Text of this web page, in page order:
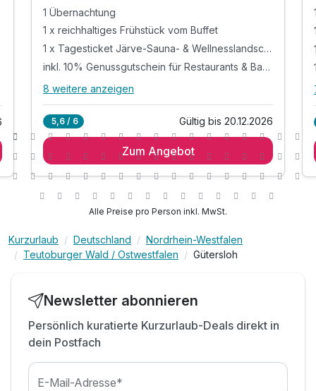
Tage
1 Übernachtung
1 x reichhaltiges Frühstück vom Buffet
1 x Tagesticket Järve-Sauna- & Wellnesslandschaft*
inkl. 10% Genussgutschein für Restaurants & Bars**
Alle Inklusivleistungen
1 Übernachtung
1 x reichhaltiges Frühstück vom Buffet
inkl. 10% Genussgutschein für Restaurants &
1 x Wellnesscocktail zu Begrüßung
1 x Obstteller auf dem Zimmer
2 x Flaschen Mineralwasser auf Ihrem Zimmer
inkl. Nutzung des Wellnessbereichs
inkl. Kaffee-/Teezubereitung auf Ihrem Zimmer
Abendlicher Turndown-Service inkl. Betthupferl
digitaler Service inkl. 7000 Online Zeitungen
uvm.
8 weitere anzeigen
5,6 / 6 Gültig bis 20.12.2026
Zum Angebot
Alle Preise pro Person inkl. MwSt.
Kurzurlaub Deutschland
Nordrhein-Westfalen
Teutoburger Wald / Ostwestfalen
Gütersloh
Newsletter abonnieren
Persönlich kuratierte Kurzurlaub-Deals direkt in
dein Postfach
E-Mail-Adresse*